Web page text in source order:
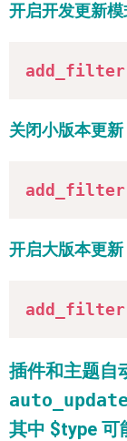
开启开发更新模
add_filter
关闭小版本更新
add_filter
开启大版本更新
add_filter
插件和主题自
其中 $type 可